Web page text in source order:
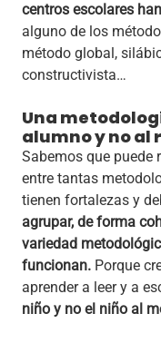
centros escolares
alguno de los
método global,
constructivista…
Una
alumno y no al
Sabemos que puede
entre tantas
tienen fortalezas y
agrupar, de forma
variedad
funcionan. Porque
aprender a leer y a
niño y no el niño al